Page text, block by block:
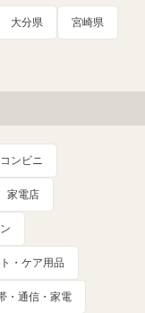
大分県 宮崎県
ンビニ
家電店
・ケア用品
・通信・家電